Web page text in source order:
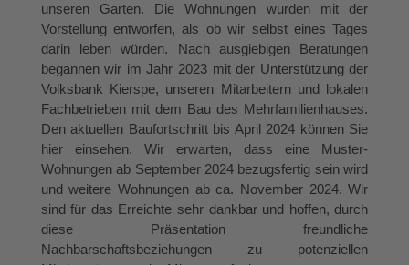
unseren Garten. Die Wohnungen wurden mit der
Vorstellung entworfen, als ob wir selbst eines Tages
darin leben würden. Nach ausgiebigen Beratungen
begannen wir im Jahr 2023 mit der Unterstützung der
Volksbank Kierspe, unseren Mitarbeitern und lokalen
Fachbetrieben mit dem Bau des Mehrfamilienhauses.
Den aktuellen Baufortschritt bis April 2024 können Sie
hier einsehen. Wir erwarten, dass eine Muster-
Wohnungen ab September 2024 bezugsfertig sein wird
und weitere Wohnungen ab ca. November 2024. Wir
sind für das Erreichte sehr dankbar und hoffen, durch
diese Präsentation freundliche
Nachbarschaftsbeziehungen zu potenziellen